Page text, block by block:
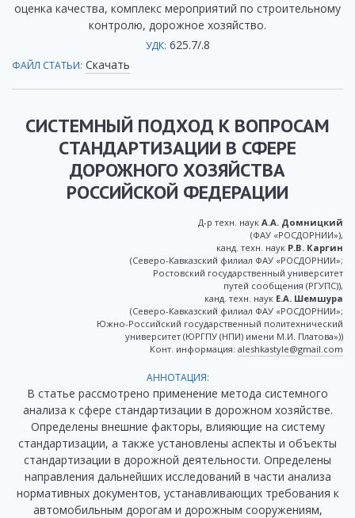
оценка качества, комплекс мероприятий по строительному
контролю, дорожное хозяйство.
УДК: 625.7/.8
ФАЙЛ СТАТЬИ: Скачать
СИСТЕМНЫЙ ПОДХОД К ВОПРОСАМ
СТАНДАРТИЗАЦИИ В СФЕРЕ
ДОРОЖНОГО ХОЗЯЙСТВА
РОССИЙСКОЙ ФЕДЕРАЦИИ
Д-р техн. наук А.А. Домницкий
(ФАУ «РОСДОРНИИ»),
канд. техн. наук Р.В. Каргин
(Северо-Кавказский филиал ФАУ «РОСДОРНИИ»;
Ростовский государственный университет
путей сообщения (РГУПС)),
канд. техн. наук Е.А. Шемшура
(Северо-Кавказский филиал ФАУ «РОСДОРНИИ»;
Южно-Российский государственный политехнический
университет (ЮРГПУ (НПИ) имени М.И. Платова»))
Конт. информация: aleshkastyle@gmail.com
АННОТАЦИЯ:
В статье рассмотрено применение метода системного
анализа к сфере стандартизации в дорожном хозяйстве.
Определены внешние факторы, влияющие на систему
стандартизации, а также установлены аспекты и объекты
стандартизации в дорожной деятельности. Определены
направления дальнейших исследований в части анализа
нормативных документов, устанавливающих требования к
автомобильным дорогам и дорожным сооружениям,